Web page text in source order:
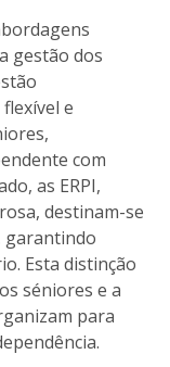
gestão dos
e
com
as ERPI,
destinam-se
garantindo
Esta distinção
séniores e a
para